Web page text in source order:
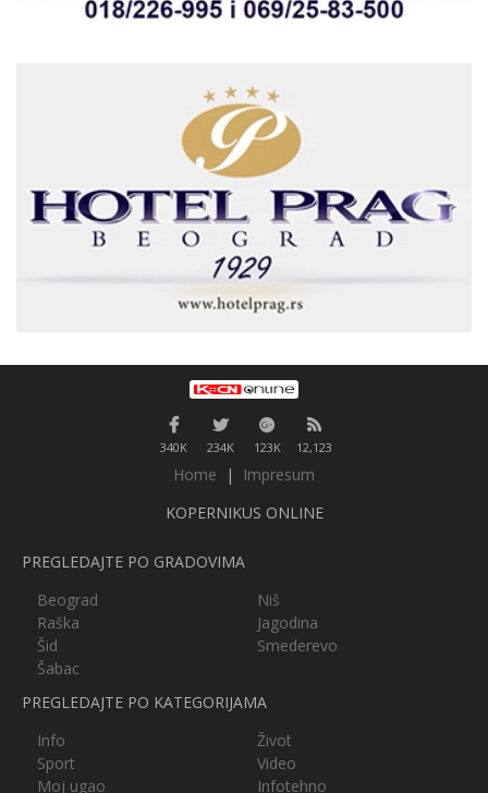
340K 234K 123K 12,123
Home |
Impresum
KOPERNIKUS ONLINE
PREGLEDAJTE PO GRADOVIMA
Beograd
Niš
Raška
Jagodina
Šid
Smederevo
Šabac
PREGLEDAJTE PO KATEGORIJAMA
Info
Život
Sport
Video
Moj ugao
Infotehno